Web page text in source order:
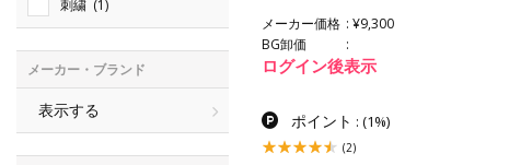
刺繍 (1)
メーカー・ブランド
表示する
メーカー価格
¥9,300
BG卸価
ログイン後表示
ポイント : (1%)
(2)